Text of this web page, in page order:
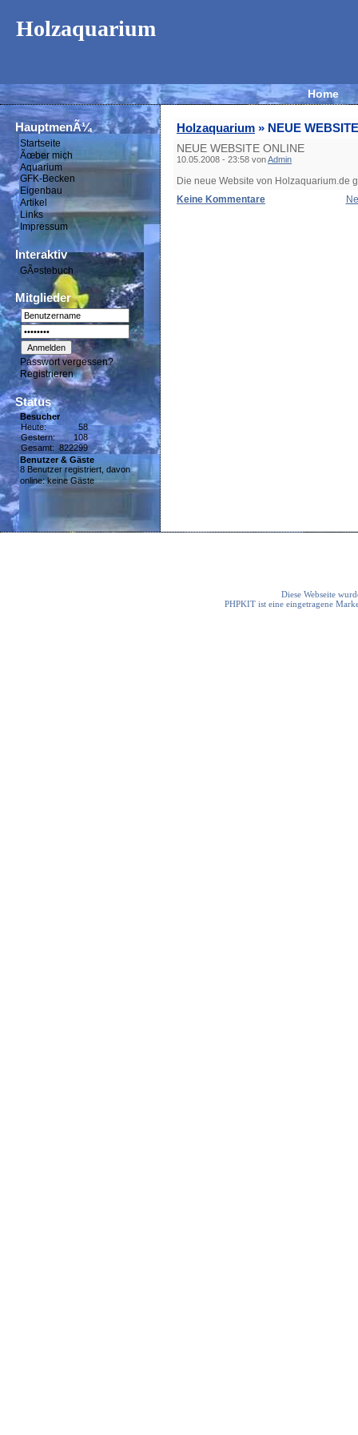
Holzaquarium
Home
HauptmenÃ¼
Startseite
Ãœber mich
Aquarium
GFK-Becken
Eigenbau
Artikel
Links
Impressum
Interaktiv
GÃ¤stebuch
Mitglieder
Passwort vergessen?
Registrieren
Status
Besucher
Heute:
58
Gestern:
108
Gesamt: 822299
Benutzer & Gäste
8 Benutzer registriert, davon
online: keine Gäste
Holzaquarium » NEUE
NEUE WEBSITE ONLINE
10.05.2008 - 23:58 vonAdmin
Die neue Website von Holzaquarium.de
Keine Kommentare
Diese Webseite
PHPKIT ist eine eingetragene